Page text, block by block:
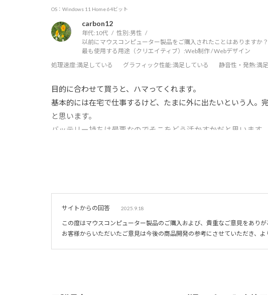
OS：Windows 11 Home 64ビット
carbon12
年代: 10代 性別:男性
以前にマウスコンピューター製品をご購入されたことはありますか
最も使用する用途（クリエイティブ）:Web制作 / Webデザイン
処理速度:満足している グラフィック性能:満足している 静音性・発熱:満
目的に合わせて買うと、ハマってくれます。
基本的には在宅で仕事するけど、たまに外に出たいという人。
と思います。
バッテリー持ちは最悪なのでそこをどう活かすかだと思いま
サイトからの回答 2025.9.18
この度はマウスコンピューター製品のご購入および、貴重なご意見をありが
お客様からいただいたご意見は今後の商品開発の参考にさせていただき、よ